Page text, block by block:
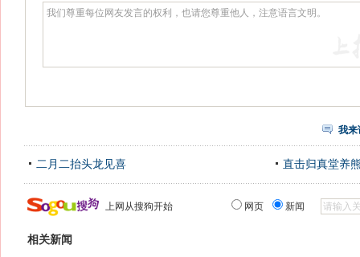
我来
二月二抬头龙见喜 直击归真堂养
上网从搜狗开始 网页 新闻
相关新闻